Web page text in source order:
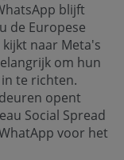
blijft
de Europese
naar Meta's
om hun
te richten.
opent
Social Spread
voor het